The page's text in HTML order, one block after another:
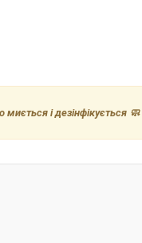
і дезінфікується 🧼